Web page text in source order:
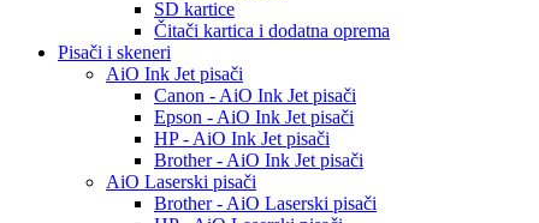
SD kartice
Čitači kartica i dodatna oprema
Pisači i skeneri
AiO Ink Jet pisači
Canon - AiO Ink Jet pisači
Epson - AiO Ink Jet pisači
HP - AiO Ink Jet pisači
Brother - AiO Ink Jet pisači
AiO Laserski pisači
Brother - AiO Laserski pisači